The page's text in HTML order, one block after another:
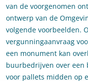
van de voorgenomen
ontwerp van de
volgende voorbeelden.
vergunningaanvraag
een monument kan
buurbedrijven over een
voor pallets midden op